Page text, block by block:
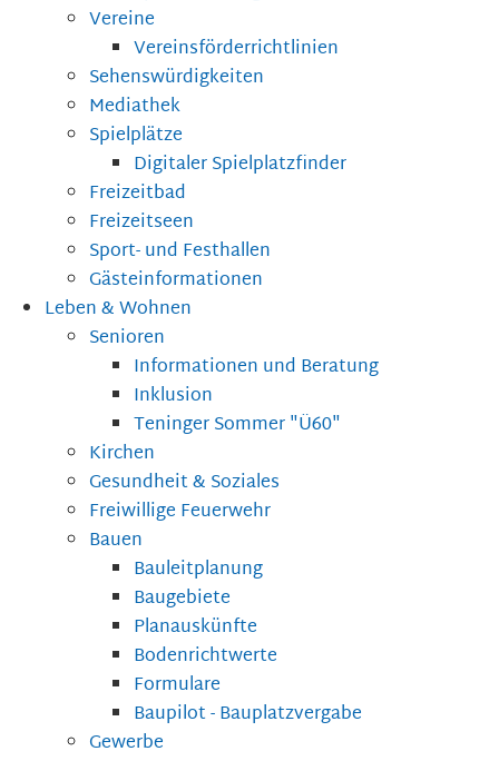
Vereine
Vereinsförderrichtlinien
Sehenswürdigkeiten
Mediathek
Spielplätze
Digitaler Spielplatzfinder
Freizeitbad
Freizeitseen
Sport- und Festhallen
Gästeinformationen
Leben & Wohnen
Senioren
Informationen und Beratung
Inklusion
Teninger Sommer "Ü60"
Kirchen
Gesundheit & Soziales
Freiwillige Feuerwehr
Bauen
Bauleitplanung
Baugebiete
Planauskünfte
Bodenrichtwerte
Formulare
Baupilot - Bauplatzvergabe
Gewerbe